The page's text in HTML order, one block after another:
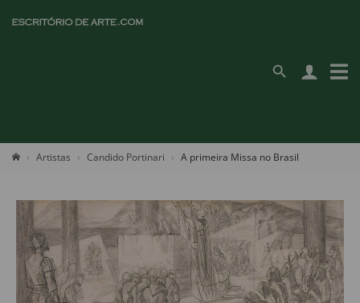
Artistas Candido Portinari A primeira Missa no Brasil